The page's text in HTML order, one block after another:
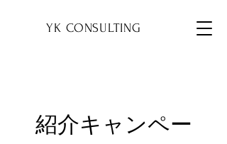
YK CONSULTING
紹介キャンペー